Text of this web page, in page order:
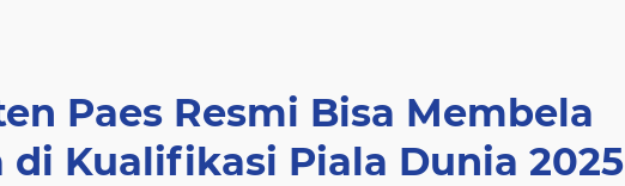
Paes Resmi Bisa Membela
di Kualifikasi Piala Dunia 2025